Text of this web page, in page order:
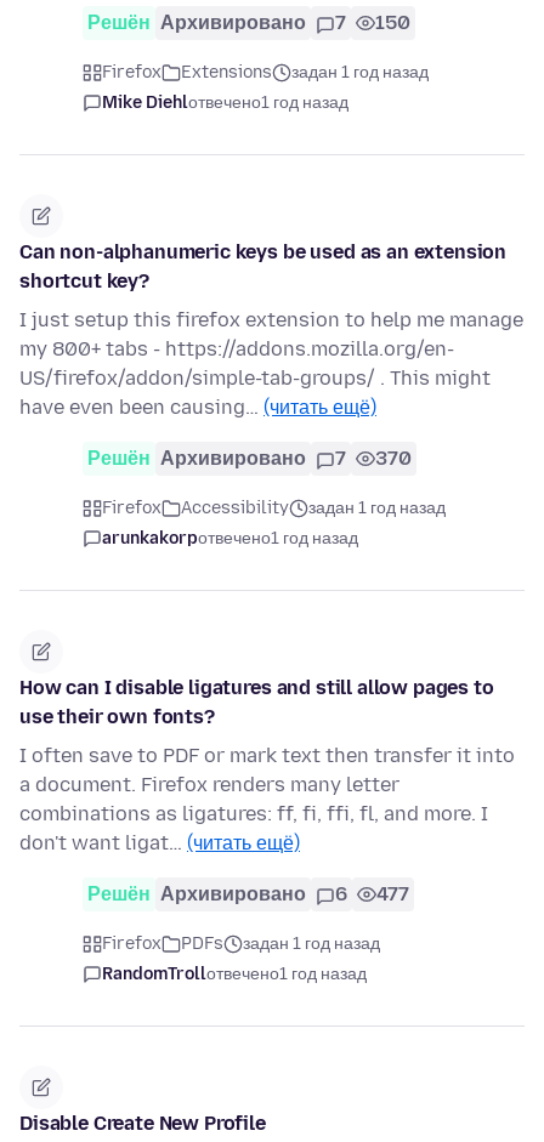
Решён Архивировано 7 150
Firefox Extensions
задан 1 год назад
Mike Diehlотвечено1 год назад
Can non-alphanumeric keys be used as an extension
shortcut key?
I just setup this firefox extension to help me manage
my 800+ tabs - https://addons.mozilla.org/en-
US/firefox/addon/simple-tab-groups/ . This might
have even been causing… (читать ещё)
Решён Архивировано 7 370
Firefox Accessibility
задан 1 год назад
arunkakorpотвечено1 год назад
How can I disable ligatures and still allow pages to
use their own fonts?
I often save to PDF or mark text then transfer it into
a document. Firefox renders many letter
combinations as ligatures: ff, fi, ffi, fl, and more. I
don't want ligat… (читать ещё)
Решён Архивировано 6 477
Firefox PDFs
задан 1 год назад
RandomTrollотвечено1 год назад
Disable Create New Profile